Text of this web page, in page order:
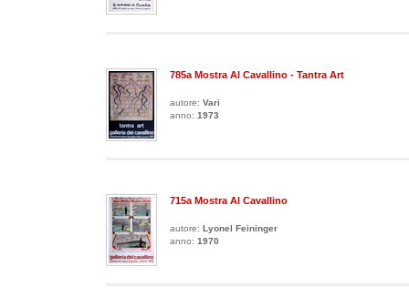
785a Mostra Al Cavallino - Tantra Art
autore: Vari
anno: 1973
715a Mostra Al Cavallino
autore: Lyonel Feininger
anno: 1970